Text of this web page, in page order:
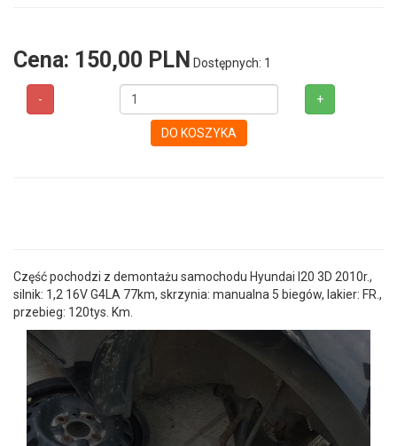
Cena: 150,00 PLN Dostępnych: 1
- +
DO KOSZYKA
Część pochodzi z demontażu samochodu Hyundai I20 3D 2010r.,
silnik: 1,2 16V G4LA 77km, skrzynia: manualna 5 biegów, lakier: FR.,
przebieg: 120tys. Km.